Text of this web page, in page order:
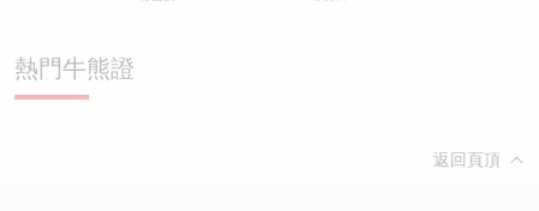
熱門牛熊證
返回頁頂